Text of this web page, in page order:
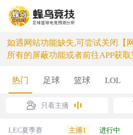
如遇网站功能缺失,可尝试关闭【
所有的屏蔽功能或者前往APP获
热门 足球 篮球 LOL
只看主播
LEC夏季赛 主播1 进行中